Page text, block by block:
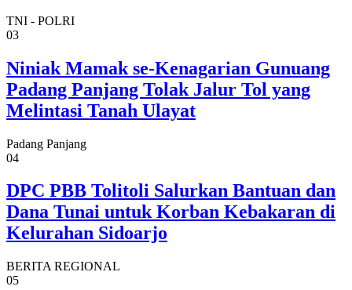
TNI - POLRI
03
Niniak Mamak se-Kenagarian Gunuang
Padang Panjang Tolak Jalur Tol yang
Melintasi Tanah Ulayat
Padang Panjang
04
DPC PBB Tolitoli Salurkan Bantuan dan
Dana Tunai untuk Korban Kebakaran di
Kelurahan Sidoarjo
BERITA REGIONAL
05